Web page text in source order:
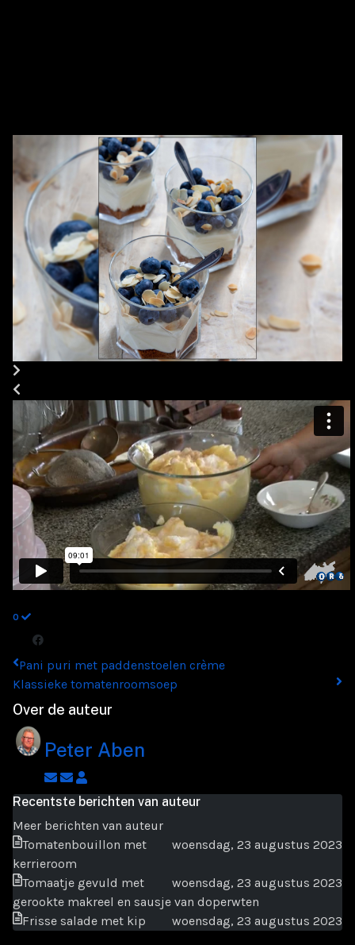
0
Pani puri met paddenstoelen crème
Klassieke tomatenroomsoep
Over de auteur
Peter Aben
Abonneer
op
updates
Afmelden
op
van
auteur
Peter
Aben
Recentste berichten van auteur
Meer berichten van auteur
woensdag, 23 augustus 2023
Tomatenbouillon met
kerrieroom
woensdag, 23 augustus 2023
Tomaatje gevuld met
gerookte makreel en sausje van doperwten
woensdag, 23 augustus 2023
Frisse salade met kip